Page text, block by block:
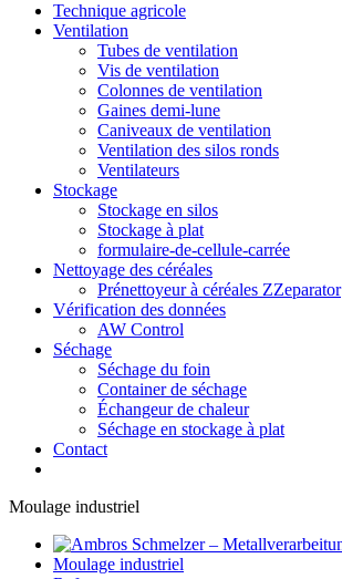
Technique agricole
Ventilation
Tubes de ventilation
Vis de ventilation
Colonnes de ventilation
Gaines demi-lune
Caniveaux de ventilation
Ventilation des silos ronds
Ventilateurs
Stockage
Stockage en silos
Stockage à plat
formulaire-de-cellule-carrée
Nettoyage des céréales
Prénettoyeur à céréales ZZeparator
Vérification des données
AW Control
Séchage
Séchage du foin
Container de séchage
Échangeur de chaleur
Séchage en stockage à plat
Contact
Moulage industriel
Moulage industriel